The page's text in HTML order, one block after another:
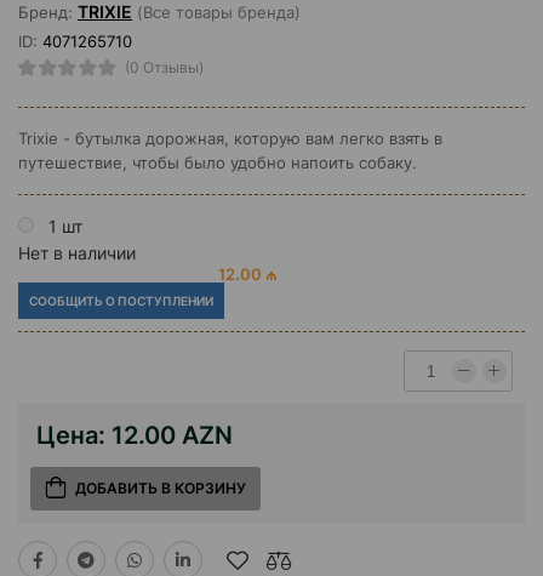
Бренд: TRIXIE (Все товары бренда)
ID: 4071265710
(0 Отзывы)
Trixie - бутылка дорожная, которую вам легко взять в
путешествие, чтобы было удобно напоить собаку.
1 шт
Нет в наличии
12.00 ₼
СООБЩИТЬ О ПОСТУПЛЕНИИ
Цена: 12.00 AZN
ДОБАВИТЬ В КОРЗИНУ